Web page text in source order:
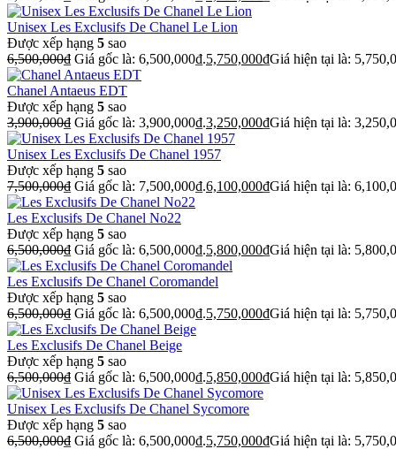
Unisex Les Exclusifs De Chanel Le Lion
Được xếp hạng 5 sao
6,500,000₫ Giá gốc là: 6,500,000₫.5,750,000₫Giá hiện tại là:
Chanel Antaeus EDT
Được xếp hạng 5 sao
3,900,000₫ Giá gốc là: 3,900,000₫.3,250,000₫Giá hiện tại là:
Unisex Les Exclusifs De Chanel 1957
Được xếp hạng 5 sao
7,500,000₫ Giá gốc là: 7,500,000₫.6,100,000₫Giá hiện tại là:
Les Exclusifs De Chanel No22
Được xếp hạng 5 sao
6,500,000₫ Giá gốc là: 6,500,000₫.5,800,000₫Giá hiện tại là:
Les Exclusifs De Chanel Coromandel
Được xếp hạng 5 sao
6,500,000₫ Giá gốc là: 6,500,000₫.5,750,000₫Giá hiện tại là:
Les Exclusifs De Chanel Beige
Được xếp hạng 5 sao
6,500,000₫ Giá gốc là: 6,500,000₫.5,850,000₫Giá hiện tại là:
Unisex Les Exclusifs De Chanel Sycomore
Được xếp hạng 5 sao
6,500,000₫ Giá gốc là: 6,500,000₫.5,750,000₫Giá hiện tại là: